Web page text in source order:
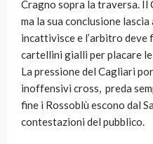
Cragno sopra la traversa. Il
ma la sua conclusione
incattivisce e l’arbitro deve
cartellini gialli per placare
La pressione del Cagliari
inoffensivi cross, preda
fine i Rossoblù escono dal
contestazioni del pubblico.